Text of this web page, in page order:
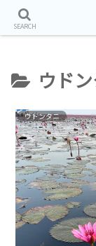
ウド
ウドンタニ
SEARCH